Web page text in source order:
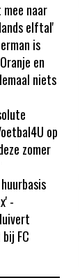
mee naar
elftal'
is
en
niets
op
zomer
-
FC